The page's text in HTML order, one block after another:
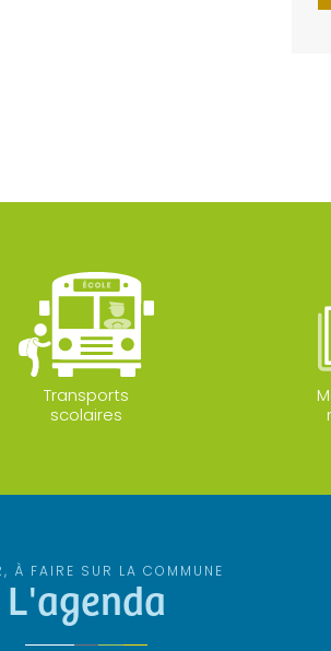
Transports
scolaires
À FAIRE SUR LA COMMUNE
L'agenda